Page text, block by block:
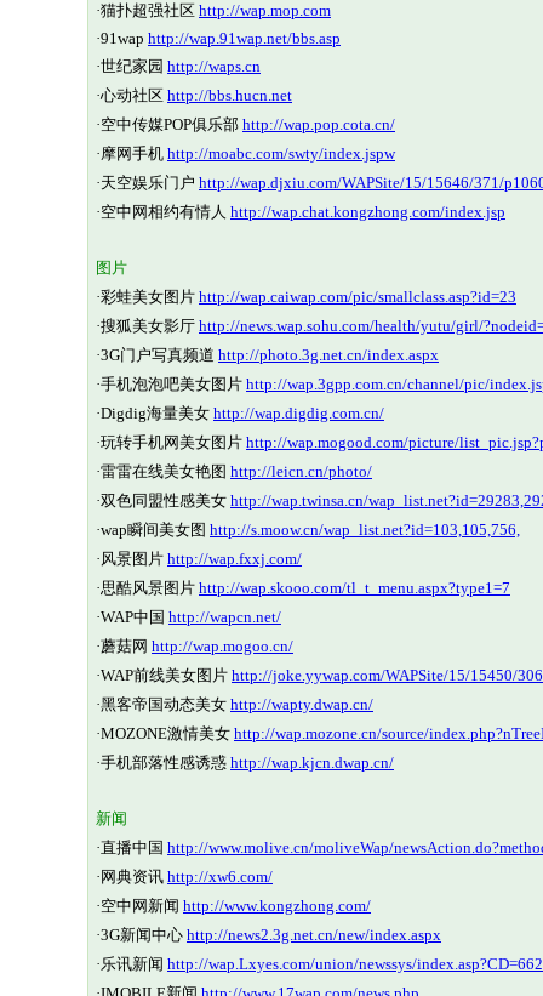
·猫扑超强社区 http://wap.mop.com
·91wap http://wap.91wap.net/bbs.asp
·世纪家园 http://waps.cn
·心动社区 http://bbs.hucn.net
·空中传媒POP俱乐部 http://wap.pop.cota.cn/
·摩网手机 http://moabc.com/swty/index.jspw
·天空娱乐门户 http://wap.djxiu.com/WAPSite/15/15646/371/
·空中网相约有情人 http://wap.chat.kongzhong.com/index.jsp
图片
·彩蛙美女图片 http://wap.caiwap.com/pic/smallclass.asp?id=23
·搜狐美女影厅 http://news.wap.sohu.com/health/yutu/girl/
·3G门户写真频道 http://photo.3g.net.cn/index.aspx
·手机泡泡吧美女图片 http://wap.3gpp.com.cn/channel/pic/
·Digdig海量美女 http://wap.digdig.com.cn/
·玩转手机网美女图片 http://wap.mogood.com/picture/
·雷雷在线美女艳图 http://leicn.cn/photo/
·双色同盟性感美女 http://wap.twinsa.cn/
·wap瞬间美女图 http://s.moow.cn/wap_list.net?id=103,105,756,
·风景图片 http://wap.fxxj.com/
·思酷风景图片 http://wap.skooo.com/tl_t_menu.aspx?type1=7
·WAP中国 http://wapcn.net/
·蘑菇网 http://wap.mogoo.cn/
·WAP前线美女图片 http://joke.yywap.com/WAPSite/15/15450/
·黑客帝国动态美女 http://wapty.dwap.cn/
·MOZONE激情美女 http://wap.mozone.cn/source/
·手机部落性感诱惑 http://wap.kjcn.dwap.cn/
新闻
·直播中国 http://www.molive.cn/moliveWap/
· 网典资讯 http://xw6.com/
·空中网新闻 http://www.kongzhong.com/
·3G新闻中心 http://news2.3g.net.cn/new/index.aspx
·乐讯新闻 http://wap.Lxyes.com/union/newssys/